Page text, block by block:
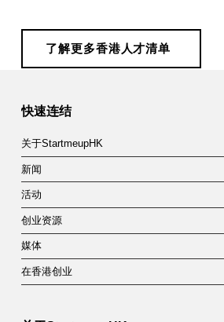
了解更多香港人才清单
Skip back to main navigation
快速连结
关于StartmeupHK
新闻
活动
创业资源
媒体
在香港创业